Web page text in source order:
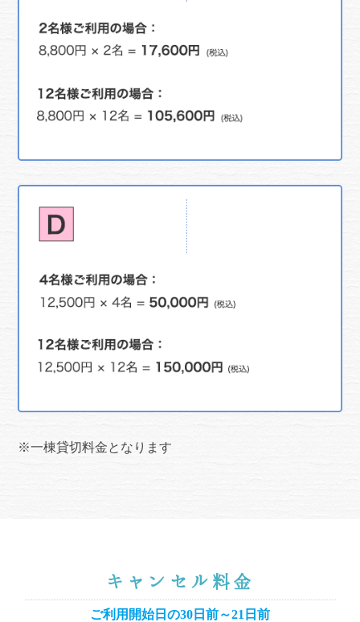
※一棟貸切料金となります
キャンセル料金
ご利用開始日の30日前～21日前